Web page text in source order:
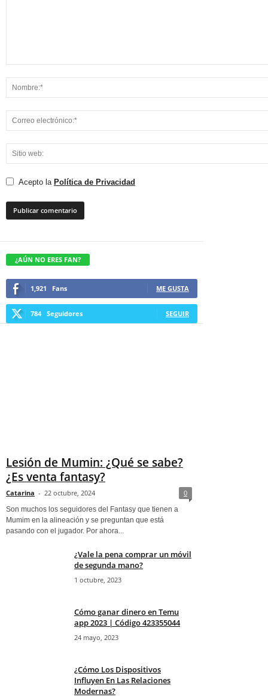
Acepto la Política de Privacidad
¿AÚN NO ERES FAN?
1,921 Fans ME GUSTA
784 Seguidores SEGUIR
Lesión de Mumin: ¿Qué se sabe?
¿Es venta fantasy?
Catarina - 22 octubre, 2024 0
Son muchos los seguidores del Fantasy que tienen a
Mumim en la alineación y se preguntan que está
pasando con el jugador. Por ahora...
¿Vale la pena comprar un móvil
de segunda mano?
1 octubre, 2023
Cómo ganar dinero en Temu
app 2023 | Código 423355044
24 mayo, 2023
¿Cómo Los Dispositivos
Influyen En Las Relaciones
Modernas?